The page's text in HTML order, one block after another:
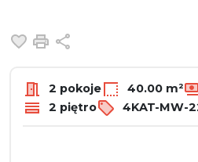
Dodaj do ulubionych
Drukuj
2 pokoje 40.00 m²
2 piętro 4KAT-MW-